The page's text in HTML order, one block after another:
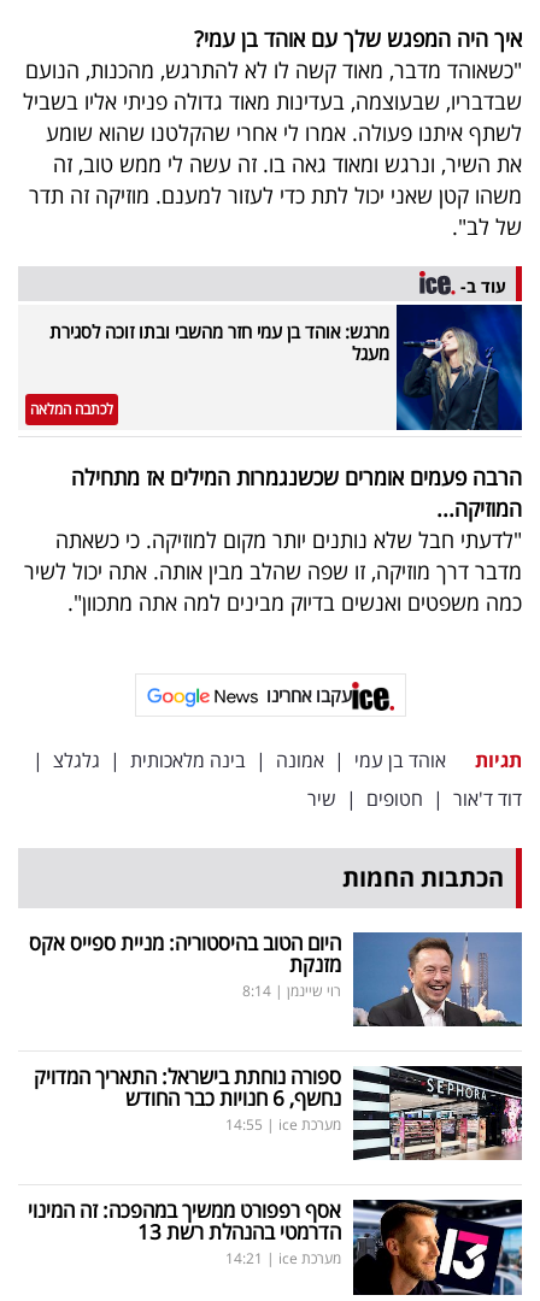
איך היה המפגש שלך עם אוהד בן עמי?
"כשאוהד מדבר, מאוד קשה לו לא להתרגש, מהכנות, הנועם
שבדבריו, שבעוצמה, בעדינות מאוד גדולה פניתי אליו בשביל
לשתף איתנו פעולה. אמרו לי אחרי שהקלטנו שהוא שומע
את השיר, ונרגש ומאוד גאה בו. זה עשה לי ממש טוב, זה
משהו קטן שאני יכול לתת כדי לעזור למענם. מוזיקה זה תדר
של לב".
עוד ב-
מרגש: אוהד בן עמי חזר מהשבי ובתו זוכה לסגירת
מעגל
לכתבה המלאה
הרבה פעמים אומרים שכשנגמרות המילים אז מתחילה
המוזיקה...
"לדעתי חבל שלא נותנים יותר מקום למוזיקה. כי כשאתה
מדבר דרך מוזיקה, זו שפה שהלב מבין אותה. אתה יכול לשיר
כמה משפטים ואנשים בדיוק מבינים למה אתה מתכוון".
עקבו אחרינו
תגיות אוהד בן עמי | אמונה | בינה מלאכותית | גלגלצ |
דוד ד'אור | חטופים | שיר
הכתבות החמות
היום הטוב בהיסטוריה: מניית ספייס אקס
מזנקת
רוי שיינמן |
8:14
ספורה נוחתת בישראל: התאריך המדויק
נחשף, 6 חנויות כבר החודש
מערכת ice |
14:55
אסף רפפורט ממשיך במהפכה: זה המינוי
הדרמטי בהנהלת רשת 13
מערכת ice |
14:21